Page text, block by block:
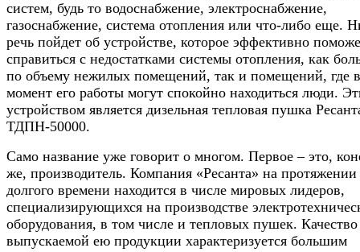
систем, будь то водоснабжение, электроснабжение,
газоснабжение, система отопления или что-либо еще.
речь пойдет об устройстве, которое эффективно
справиться с недостатками системы отопления, как
по объему нежилых помещений, так и помещений, где в
момент его работы могут спокойно находиться люди.
устройством является дизельная тепловая пушка
ТДПН-50000.
Само название уже говорит о многом. Первое – это,
же, производитель. Компания «Ресанта» на протяжении
долгого времени находится в числе мировых лидеров,
специализирующихся на производстве
оборудования, в том числе и тепловых пушек. Качество
выпускаемой ею продукции характеризуется большим